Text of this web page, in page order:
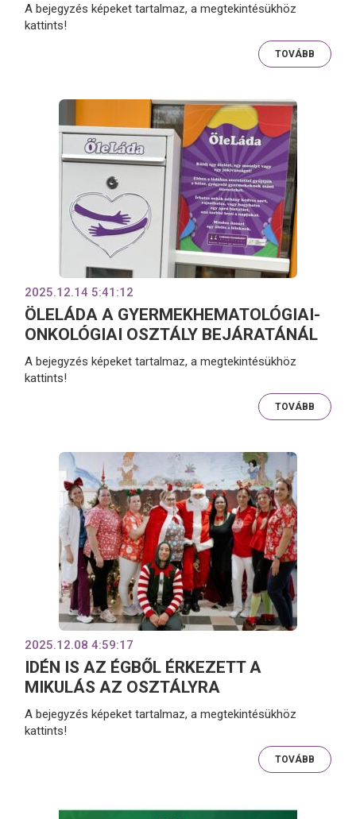
A bejegyzés képeket tartalmaz, a megtekintésükhöz
kattints!
TOVÁBB
2025.12.14 5:41:12
ÖLELÁDA A GYERMEKHEMATOLÓGIAI-
ONKOLÓGIAI OSZTÁLY BEJÁRATÁNÁL
A bejegyzés képeket tartalmaz, a megtekintésükhöz
kattints!
TOVÁBB
2025.12.08 4:59:17
IDÉN IS AZ ÉGBŐL ÉRKEZETT A
MIKULÁS AZ OSZTÁLYRA
A bejegyzés képeket tartalmaz, a megtekintésükhöz
kattints!
TOVÁBB